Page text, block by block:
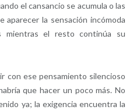
el cansancio se acumula o las
aparecer la sensación incómoda
mientras el resto continúa su
con ese pensamiento silencioso
que hacer un poco más. No
ya; la exigencia encuentra la